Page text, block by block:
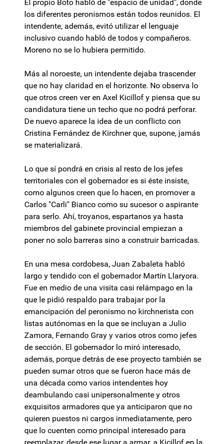
El propio Boto habló de "espacio de unidad", donde
los diferentes peronismos están todos reunidos. El
intendente, además, evitó utilizar el lenguaje
inclusivo cuando habló de todos y compañeros.
Moreno no se lo hubiera permitido.
Más al noroeste, un intendente dejaba trascender
que no hay claridad en el horizonte. No observa lo
que otros creen ver en Axel Kicillof y piensa que su
candidatura tiene un techo que no podrá perforar.
De nuevo aparece la idea de un conflicto con
Cristina Fernández de Kirchner que, supone, jamás
se materializará.
Lo que sí pondrá en crisis al resto de los jefes
territoriales con el gobernador es si éste insiste,
como algunos creen que lo hacen, en promover a
Carlos "Carli" Bianco como su sucesor o aspirante
para serlo. Ahí, troyanos, espartanos ya hasta
miembros del gabinete provincial empiezan a
poner no solo barreras sino a construir barricadas.
En una mesa cordobesa, Juan Zabaleta habló
largo y tendido con el gobernador Martín Llaryora.
Fue en medio de una visita casi relámpago en la
que le pidió respaldo para trabajar por la
emancipación del peronismo no kirchnerista con
listas autónomas en la que se incluyan a Julio
Zamora, Fernando Gray y varios otros como jefes
de sección. El gobernador lo miró interesado,
además, porque detrás de ese proyecto también se
pueden sumar otros que se fueron hace más de
una década como varios intendentes hoy
deambulando casi unipersonalmente y otros
exquisitos armadores que ya anticiparon que no
quieren puestos ni cargos inmediatamente, pero
que lo cuenten como principal interesado para